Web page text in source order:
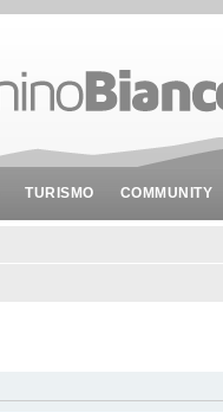
TURISMO COMMUNITY